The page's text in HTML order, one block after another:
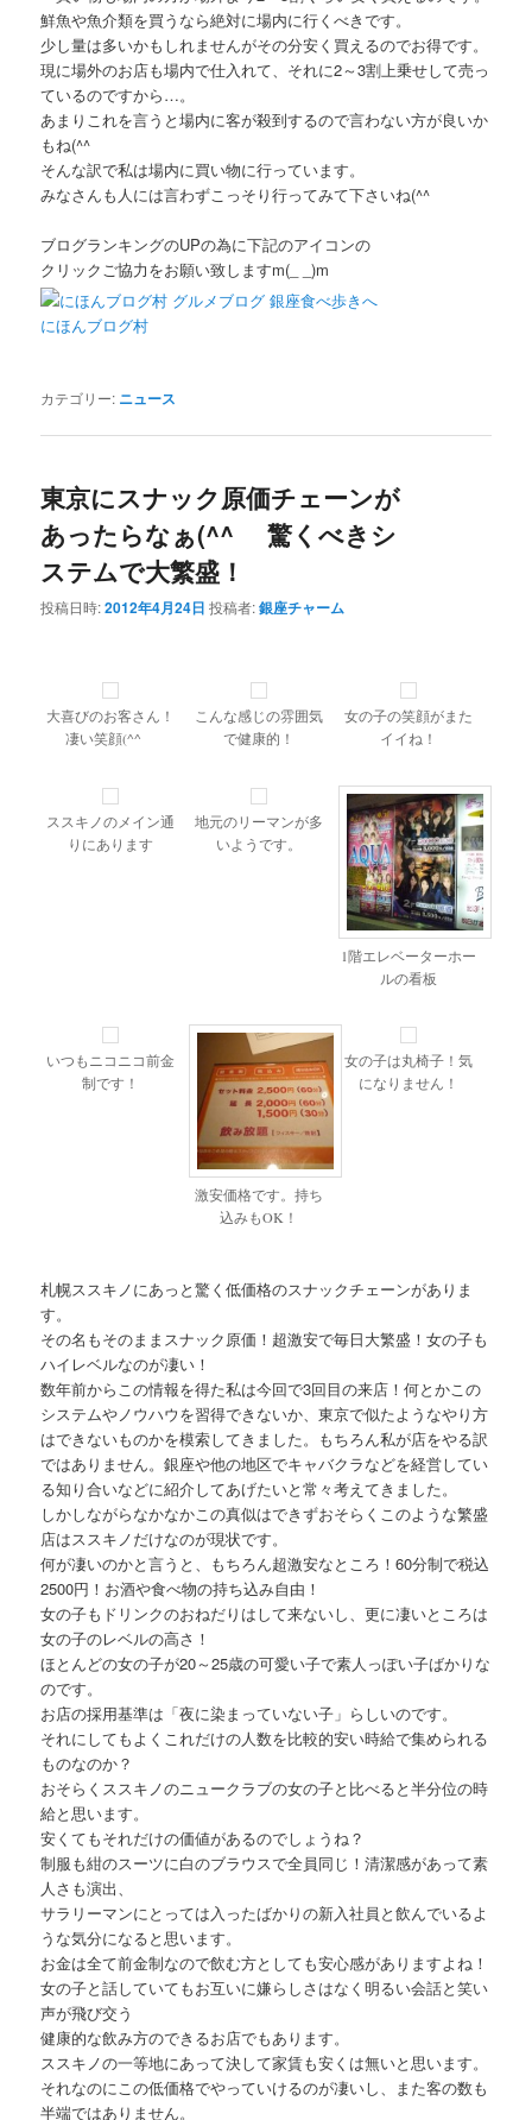
鮮魚や魚介類を買うなら絶対に場内に行くべきです。
少し量は多いかもしれませんがその分安く買えるのでお得です。
現に場外のお店も場内で仕入れて、それに2～3割上乗せして売っ
ているのですから…。
あまりこれを言うと場内に客が殺到するので言わない方が良いか
もね(^^ゞ
そんな訳で私は場内に買い物に行っています。
みなさんも人には言わずこっそり行ってみて下さいね(^^ゞ
ブログランキングのUPの為に下記のアイコンの
クリックご協力をお願い致しますm(_ _)m
にほんブログ村
カテゴリー: ニュース
東京にスナック原価チェーンが
あったらなぁ(^^ゞ 驚くべきシ
ステムで大繁盛！
投稿日時:2012年4月24日 投稿者:銀座チャーム
大喜びのお客さん！
凄い笑顔(^^ゞ
こんな感じの雰囲気
で健康的！
女の子の笑顔がまた
イイね！
ススキノのメイン通
りにあります
地元のリーマンが多
いようです。
1階エレベーターホー
ルの看板
いつもニコニコ前金
制です！
激安価格です。持ち
込みもOK！
女の子は丸椅子！気
になりません！
札幌ススキノにあっと驚く低価格のスナックチェーンがありま
す。
その名もそのままスナック原価！超激安で毎日大繁盛！女の子も
ハイレベルなのが凄い！
数年前からこの情報を得た私は今回で3回目の来店！何とかこの
システムやノウハウを習得できないか、東京で似たようなやり方
はできないものかを模索してきました。もちろん私が店をやる訳
ではありません。銀座や他の地区でキャバクラなどを経営してい
る知り合いなどに紹介してあげたいと常々考えてきました。
しかしながらなかなかこの真似はできずおそらくこのような繁盛
店はススキノだけなのが現状です。
何が凄いのかと言うと、もちろん超激安なところ！60分制で税込
2500円！お酒や食べ物の持ち込み自由！
女の子もドリンクのおねだりはして来ないし、更に凄いところは
女の子のレベルの高さ！
ほとんどの女の子が20～25歳の可愛い子で素人っぽい子ばかりな
のです。
お店の採用基準は「夜に染まっていない子」らしいのです。
それにしてもよくこれだけの人数を比較的安い時給で集められる
ものなのか？
おそらくススキノのニュークラブの女の子と比べると半分位の時
給と思います。
安くてもそれだけの価値があるのでしょうね？
制服も紺のスーツに白のブラウスで全員同じ！清潔感があって素
人さも演出、
サラリーマンにとっては入ったばかりの新入社員と飲んでいるよ
うな気分になると思います。
お金は全て前金制なので飲む方としても安心感がありますよね！
女の子と話していてもお互いに嫌らしさはなく明るい会話と笑い
声が飛び交う
健康的な飲み方のできるお店でもあります。
ススキノの一等地にあって決して家賃も安くは無いと思います。
それなのにこの低価格でやっていけるのが凄いし、また客の数も
半端ではありません。